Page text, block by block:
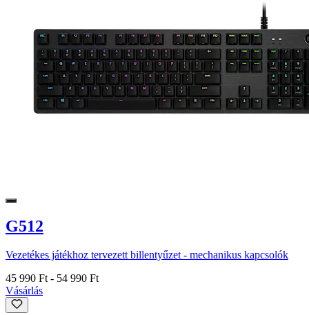
G512
Vezetékes játékhoz tervezett billentyűzet - mechanikus kapcsolók
45 990 Ft- 54 990 Ft
Vásárlás